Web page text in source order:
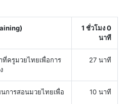
1 ชั่วโมง 0
นาที
ที่ครูมวยไทยเพื่อการ
27 นาที
การสอนมวยไทยเพื่อ
10 นาที